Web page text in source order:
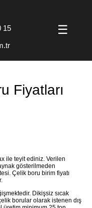
☰
15
Fiyatları
ile teyit ediniz. Verilen
gösterilmeden
Çelik boru birim fiyatı
Dikişsiz sıcak
borular olarak istenen dış